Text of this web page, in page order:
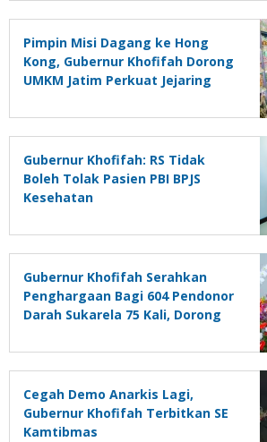
Pimpin Misi Dagang ke Hong
Kong, Gubernur Khofifah Dorong
UMKM Jatim Perkuat Jejaring
Gubernur Khofifah: RS Tidak
Boleh Tolak Pasien PBI BPJS
Kesehatan
Gubernur Khofifah Serahkan
Penghargaan Bagi 604 Pendonor
Darah Sukarela 75 Kali, Dorong
PMR
Cegah Demo Anarkis Lagi,
Gubernur Khofifah Terbitkan SE
Kamtibmas